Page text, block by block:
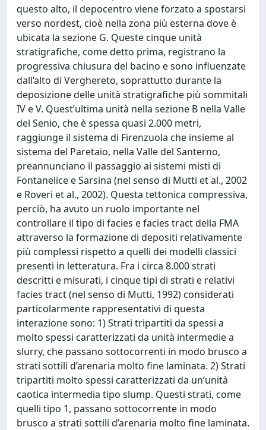
questo alto, il depocentro viene forzato a spostarsi
verso nordest, cioè nella zona più esterna dove è
ubicata la sezione G. Queste cinque unità
stratigrafiche, come detto prima, registrano la
progressiva chiusura del bacino e sono influenzate
dall’alto di Verghereto, soprattutto durante la
deposizione delle unità stratigrafiche più sommitali
IV e V. Quest’ultima unità nella sezione B nella Valle
del Senio, che è spessa quasi 2.000 metri,
raggiunge il sistema di Firenzuola che insieme al
sistema del Paretaio, nella Valle del Santerno,
preannunciano il passaggio ai sistemi misti di
Fontanelice e Sarsina (nel senso di Mutti et al., 2002
e Roveri et al., 2002). Questa tettonica compressiva,
perciò, ha avuto un ruolo importante nel
controllare il tipo di facies e facies tract della FMA
attraverso la formazione di depositi relativamente
più complessi rispetto a quelli dei modelli classici
presenti in letteratura. Fra i circa 8.000 strati
descritti e misurati, i cinque tipi di strati e relativi
facies tract (nel senso di Mutti, 1992) considerati
particolarmente rappresentativi di questa
interazione sono: 1) Strati tripartiti da spessi a
molto spessi caratterizzati da unità intermedie a
slurry, che passano sottocorrenti in modo brusco a
strati sottili d’arenaria molto fine laminata. 2) Strati
tripartiti molto spessi caratterizzati da un’unità
caotica intermedia tipo slump. Questi strati, come
quelli tipo 1, passano sottocorrente in modo
brusco a strati sottili d’arenaria molto fine laminata.